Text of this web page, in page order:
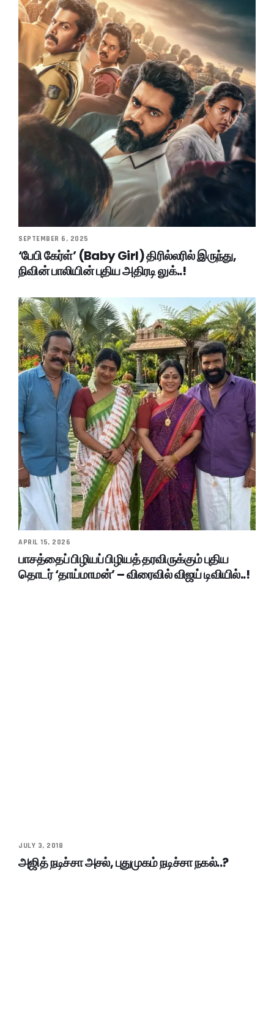
SEPTEMBER 6, 2025
‘பேபி கேர்ள்’ (Baby Girl) திரில்லரில் இருந்து,
நிவின் பாலியின் புதிய அதிரடி லுக்..!
APRIL 15, 2026
பாசத்தைப் பிழியப் பிழியத் தரவிருக்கும் புதிய
தொடர் ‘தாய்மாமன்’ – விரைவில் விஜய் டிவியில்..!
JULY 3, 2018
அஜித் நடிச்சா அசல், புதுமுகம் நடிச்சா நகல்..?